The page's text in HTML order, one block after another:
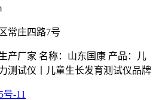
常庄四路7号
产厂家 名称：山东国康 产品：儿
测试仪丨儿童生长发育测试仪品牌
号-11